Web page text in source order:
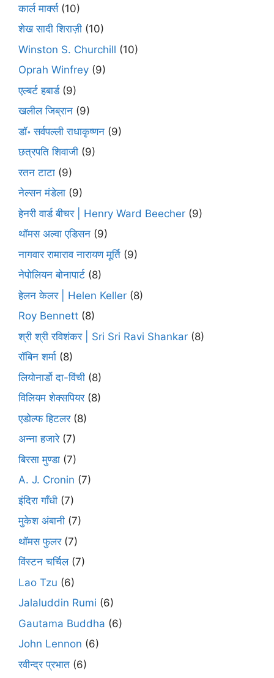
कार्ल मार्क्स(10)
शेख सादी शिराज़ी (10)
Winston S. Churchill (10)
Oprah Winfrey (9)
एल्बर्ट हबार्ड(9)
खलील जिब्रान (9)
डॉ॰ सर्वपल्ली राधाकृष्णन (9)
छत्रपति शिवाजी (9)
रतन टाटा (9)
नेल्सन मंडेला (9)
हेनरी वार्ड बीचर | Henry Ward Beecher (9)
थॉमस अल्वा एडिसन (9)
नागवार रामाराव नारायण मूर्ति (9)
नेपोलियन बोनापार्ट (8)
हेलन केलर | Helen Keller (8)
Roy Bennett (8)
श्री श्री रविशंकर | Sri Sri Ravi Shankar (8)
रॉबिन शर्मा (8)
लियोनार्डो दा-विंची (8)
विलियम शेक्सपियर(8)
एडोल्फ हिटलर(8)
अन्ना हजारे(7)
बिरसा मुण्डा (7)
A. J. Cronin (7)
इंदिरा गाँधी (7)
मुकेश अंबानी (7)
थॉमस फुलर(7)
विंस्टन चर्चिल(7)
Lao Tzu (6)
Jalaluddin Rumi (6)
Gautama Buddha (6)
John Lennon (6)
रवीन्द्र प्रभात (6)